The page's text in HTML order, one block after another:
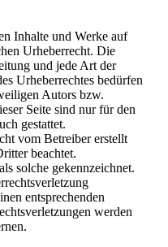
Inhalte und Werke auf
Urheberrecht. Die
und jede Art der
Urheberrechtes bedürfen
Autors bzw.
Seite sind nur für den
gestattet.
vom Betreiber erstellt
beachtet.
solche gekennzeichnet.
entsprechenden
werden